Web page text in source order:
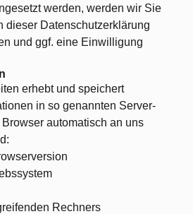
werden, werden wir Sie
dieser Datenschutzerklärung
und ggf. eine Einwilligung
erhebt und speichert
in so genannten Server-
automatisch an uns
Rechners